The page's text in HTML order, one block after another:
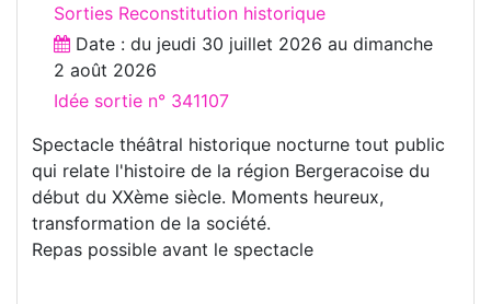
Sorties Reconstitution historique
Date : du jeudi 30 juillet 2026 au dimanche
2 août 2026
Idée sortie n° 341107
Spectacle théâtral historique nocturne tout public
qui relate l'histoire de la région Bergeracoise du
début du XXème siècle. Moments heureux,
transformation de la société.
Repas possible avant le spectacle